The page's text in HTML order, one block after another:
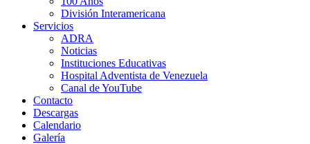
División Interamericana
Servicios
ADRA
Noticias
Instituciones Educativas
Hospital Adventista de Venezuela
Canal de YouTube
Contacto
Descargas
Calendario
Galería